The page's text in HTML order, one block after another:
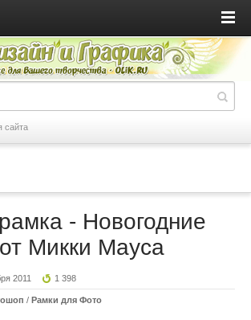
сайта
- Новогодние
Микки Мауса
2011 1 398
/ Рамки для Фото